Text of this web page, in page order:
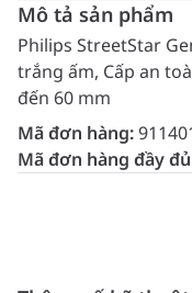
Mô tả sản phẩm
Philips StreetStar
trắng ấm, Cấp an
đến 60 mm
Mã đơn hàng:
Mã đơn hàng đầy